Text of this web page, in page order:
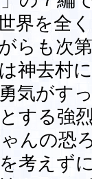
界を全
らも次
神去村
気がす
する強
んの恐
考えず